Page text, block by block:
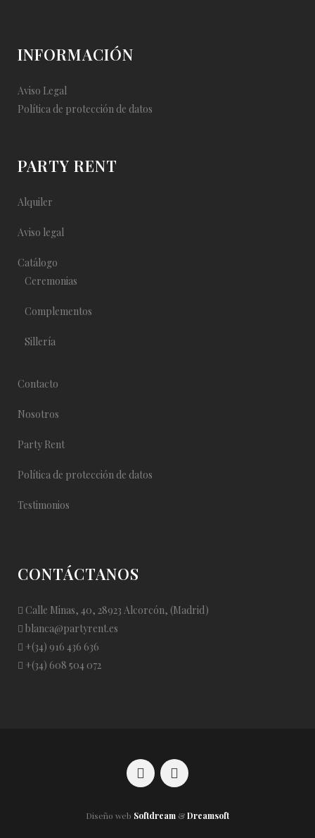
INFORMACIÓN
Aviso Legal
Política de protección de datos
PARTY RENT
Alquiler
Aviso legal
Catálogo
Ceremonias
Complementos
Sillería
Contacto
Nosotros
Party Rent
Política de protección de datos
Testimonios
CONTÁCTANOS
Calle Minas, 40, 28923 Alcorcón, (Madrid)
blanca@partyrent.es
+(34) 916 436 636
+(34) 608 504 072
Diseño web Softdream &Dreamsoft